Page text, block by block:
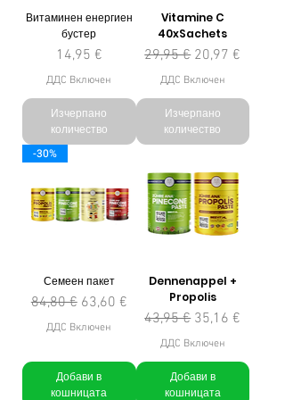
Витаминен енергиен
бустер
Цена
14,95 €
ДДС Включен
Изчерпано
количество
Vitamine C
40xSachets
Редовна цена
29,95 € Продажна цена
20,97 €
ДДС Включен
Изчерпано
количество
-30%
Семеен пакет
Редовна цена
84,80 € Продажна цена
63,60 €
ДДС Включен
Добави в
кошницата
Dennenappel +
Propolis
Редовна цена
43,95 € Продажна цена
35,16 €
ДДС Включен
Добави в
кошницата